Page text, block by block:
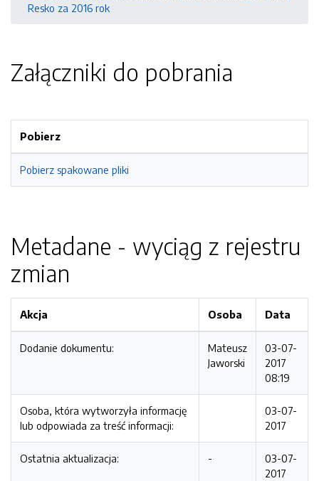
Resko za 2016 rok
Załączniki do pobrania
Pobierz
Pobierz spakowane pliki
Metadane - wyciąg z rejestru
zmian
Akcja Osoba Data
Dodanie dokumentu:
Mateusz
Jaworski
03-07-
2017
08:19
Osoba, która wytworzyła informację
lub odpowiada za treść informacji:
03-07-
2017
Ostatnia aktualizacja: -
03-07-
2017